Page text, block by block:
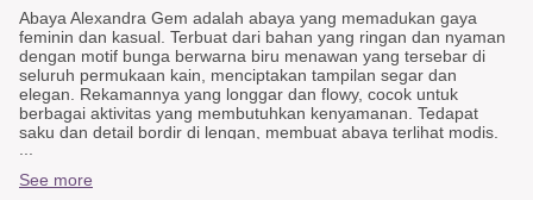
Abaya Alexandra Gem adalah abaya yang memadukan gaya
feminin dan kasual. Terbuat dari bahan yang ringan dan nyaman
dengan motif bunga berwarna biru menawan yang tersebar di
seluruh permukaan kain, menciptakan tampilan segar dan
elegan. Rekamannya yang longgar dan flowy, cocok untuk
berbagai aktivitas yang membutuhkan kenyamanan. Tedapat
saku dan detail bordir di lengan, membuat abaya terlihat modis.
Padukan abaya Alexandra Gem ini dengan hijab kesukaan dan
berbagai variasi aksesoris sehingga abaya ini cocok untuk
aktivitas sehari-hari dan acara spesial.
See more